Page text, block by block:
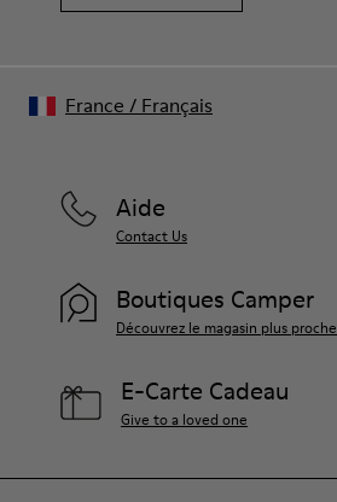
Aide
Contact Us
Boutiques Camper
Découvrez le magasin plus proche
E-Carte Cadeau
Give to a loved one
France / Français